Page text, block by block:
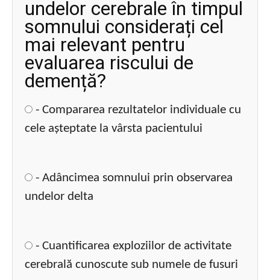
undelor cerebrale în timpul
somnului considerați cel
mai relevant pentru
evaluarea riscului de
demență?
- Compararea rezultatelor individuale cu
cele așteptate la vârsta pacientului
- Adâncimea somnului prin observarea
undelor delta
- Cuantificarea exploziilor de activitate
cerebrală cunoscute sub numele de fusuri